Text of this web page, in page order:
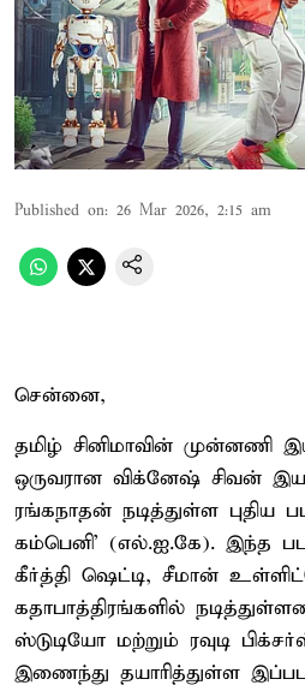
Published on: 26 Mar 2026, 2:15 am
சென்னை,
தமிழ் சினிமாவின் முன்னணி
ஒருவரான விக்னேஷ் சிவன்
ரங்கநாதன் நடித்துள்ள
கம்பெனி’ (எல்.ஐ.கே). இந்த
கீர்த்தி ஷெட்டி, சீமான்
கதாபாத்திரங்களில்
ஸ்டுடியோ மற்றும் ரவுடி
இணைந்து தயாரித்துள்ள